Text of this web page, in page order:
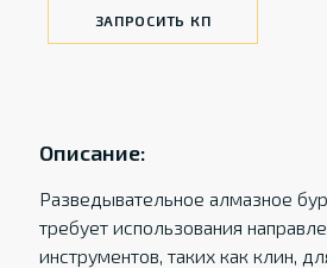
ЗАПРОСИТЬ КП
Описание:
Разведывательное алмазное
требует использования
инструментов, таких как клин,